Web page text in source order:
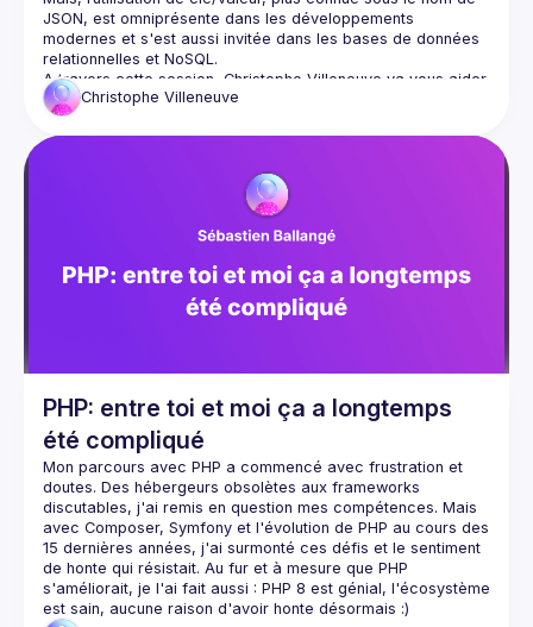
JSON, est omniprésente dans les développements
modernes et s'est aussi invitée dans les bases de données
relationnelles et NoSQL.
A travers cette session, Christophe Villeneuve va vous aider
à faciliter la réalisation de vos projets PHP. avec ou sans
Framework / CMS… en utilisant une seule connexion PHP
avec plusieurs formats de bases de données , tout en
Une occasion de découvrir qu'il est possible de l’utiliser
dans les projets classiques, modernes, de big data ou de
Christophe Villeneuve
PHP: entre toi et moi ça a longtemps
été compliqué
Mon parcours avec PHP a commencé avec frustration et
doutes. Des hébergeurs obsolètes aux frameworks
discutables, j'ai remis en question mes compétences. Mais
avec Composer, Symfony et l'évolution de PHP au cours des
15 dernières années, j'ai surmonté ces défis et le sentiment
de honte qui résistait. Au fur et à mesure que PHP
s'améliorait, je l'ai fait aussi : PHP 8 est génial, l'écosystème